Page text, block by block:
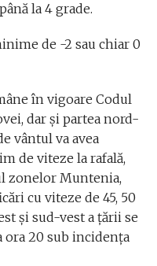
la 4 grade.
de -2 sau chiar 0
în vigoare Codul
dar și partea nord-
vântul va avea
de viteze la rafală,
zonelor Muntenia,
cu viteze de 45, 50
și sud-vest a țării se
ora 20 sub incidența